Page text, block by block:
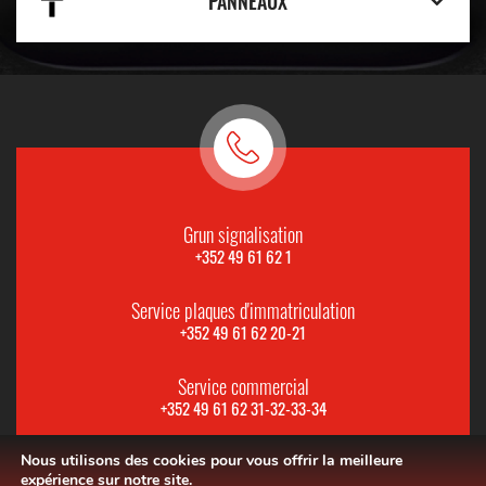
Grun signalisation
+352 49 61 62 1
Service plaques d'immatriculation
+352 49 61 62 20-21
Service commercial
+352 49 61 62 31-32-33-34
Nous utilisons des cookies pour vous offrir la meilleure
expérience sur notre site.